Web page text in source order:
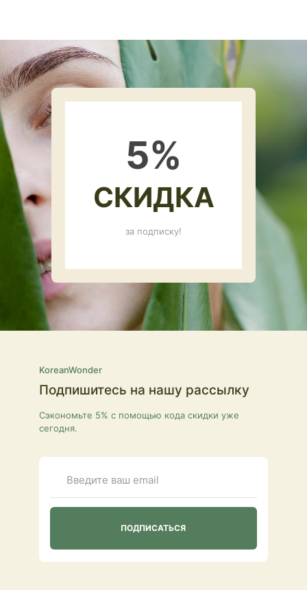
5%
СКИДКА
за подписку!
KoreanWonder
Подпишитесь на нашу рассылку
Сэкономьте 5% с помощью кода скидки уже
сегодня.